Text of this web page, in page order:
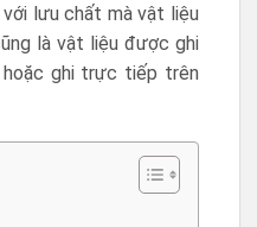
lưu chất mà vật liệu
là vật liệu được ghi
ghi trực tiếp trên